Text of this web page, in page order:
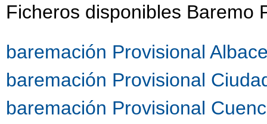
Ficheros disponibles Baremo
baremación Provisional
baremación Provisional
baremación Provisional